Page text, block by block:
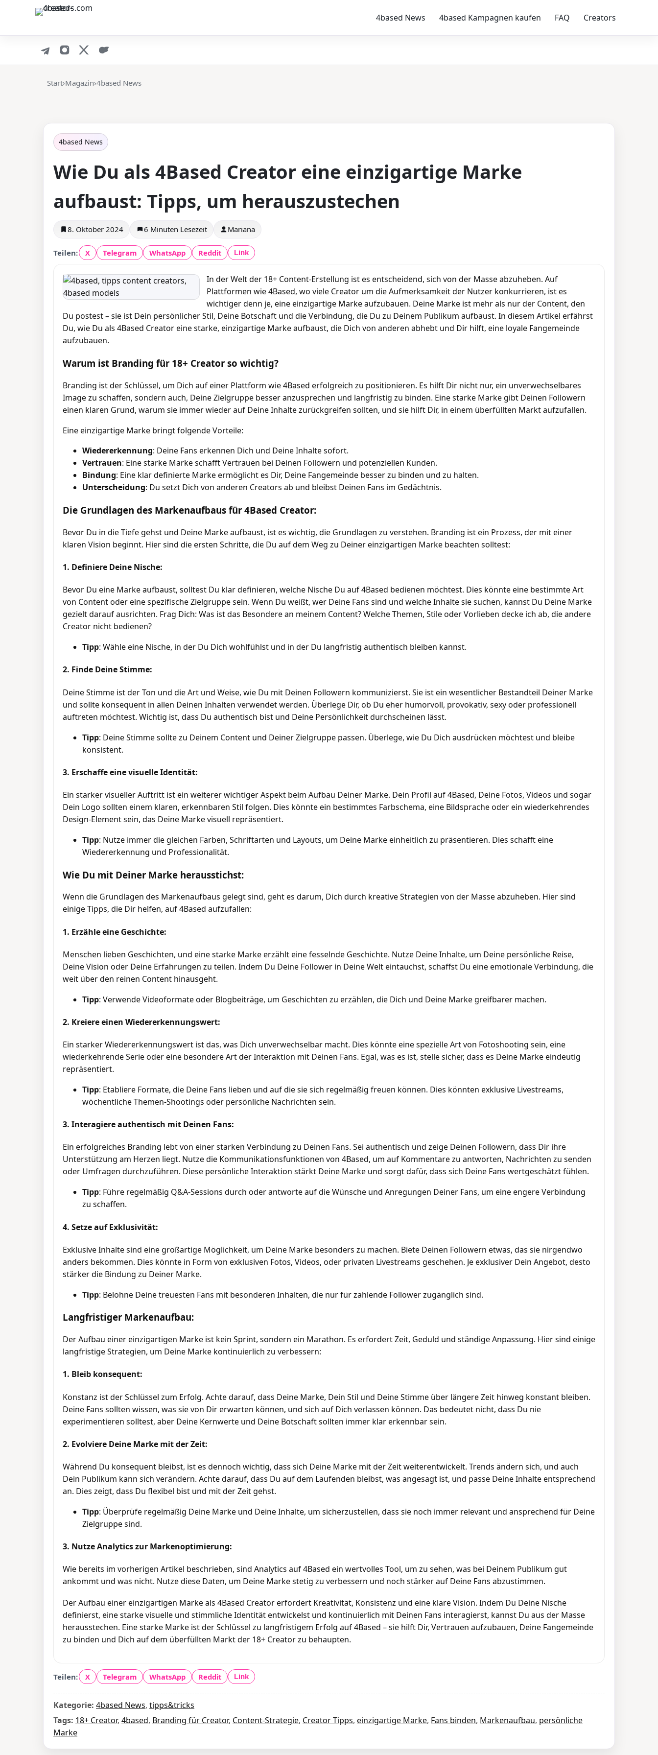
4based News 4based Kampagnen kaufen FAQ Creators
Start›Magazin›4based News
4based News
Wie Du als 4Based Creator eine einzigartige Marke
aufbaust: Tipps, um herauszustechen
8. Oktober 2024 6 Minuten Lesezeit Mariana
Teilen: X Telegram WhatsApp Reddit Link
In der Welt der 18+ Content-Erstellung ist es entscheidend, sich von der Masse abzuheben. Auf
Plattformen wie 4Based, wo viele Creator um die Aufmerksamkeit der Nutzer konkurrieren, ist es
wichtiger denn je, eine einzigartige Marke aufzubauen. Deine Marke ist mehr als nur der Content, den
Du postest – sie ist Dein persönlicher Stil, Deine Botschaft und die Verbindung, die Du zu Deinem Publikum aufbaust. In diesem Artikel erfährst
Du, wie Du als 4Based Creator eine starke, einzigartige Marke aufbaust, die Dich von anderen abhebt und Dir hilft, eine loyale Fangemeinde
aufzubauen.
Warum ist Branding für 18+ Creator so wichtig?
Branding ist der Schlüssel, um Dich auf einer Plattform wie 4Based erfolgreich zu positionieren. Es hilft Dir nicht nur, ein unverwechselbares
Image zu schaffen, sondern auch, Deine Zielgruppe besser anzusprechen und langfristig zu binden. Eine starke Marke gibt Deinen Followern
einen klaren Grund, warum sie immer wieder auf Deine Inhalte zurückgreifen sollten, und sie hilft Dir, in einem überfüllten Markt aufzufallen.
Eine einzigartige Marke bringt folgende Vorteile:
Wiedererkennung: Deine Fans erkennen Dich und Deine Inhalte sofort.
Vertrauen: Eine starke Marke schafft Vertrauen bei Deinen Followern und potenziellen Kunden.
Bindung: Eine klar definierte Marke ermöglicht es Dir, Deine Fangemeinde besser zu binden und zu halten.
Unterscheidung: Du setzt Dich von anderen Creators ab und bleibst Deinen Fans im Gedächtnis.
Die Grundlagen des Markenaufbaus für 4Based Creator:
Bevor Du in die Tiefe gehst und Deine Marke aufbaust, ist es wichtig, die Grundlagen zu verstehen. Branding ist ein Prozess, der mit einer
klaren Vision beginnt. Hier sind die ersten Schritte, die Du auf dem Weg zu Deiner einzigartigen Marke beachten solltest:
1. Definiere Deine Nische:
Bevor Du eine Marke aufbaust, solltest Du klar definieren, welche Nische Du auf 4Based bedienen möchtest. Dies könnte eine bestimmte Art
von Content oder eine spezifische Zielgruppe sein. Wenn Du weißt, wer Deine Fans sind und welche Inhalte sie suchen, kannst Du Deine Marke
gezielt darauf ausrichten. Frag Dich: Was ist das Besondere an meinem Content? Welche Themen, Stile oder Vorlieben decke ich ab, die andere
Creator nicht bedienen?
Tipp: Wähle eine Nische, in der Du Dich wohlfühlst und in der Du langfristig authentisch bleiben kannst.
2. Finde Deine Stimme:
Deine Stimme ist der Ton und die Art und Weise, wie Du mit Deinen Followern kommunizierst. Sie ist ein wesentlicher Bestandteil Deiner Marke
und sollte konsequent in allen Deinen Inhalten verwendet werden. Überlege Dir, ob Du eher humorvoll, provokativ, sexy oder professionell
auftreten möchtest. Wichtig ist, dass Du authentisch bist und Deine Persönlichkeit durchscheinen lässt.
Tipp: Deine Stimme sollte zu Deinem Content und Deiner Zielgruppe passen. Überlege, wie Du Dich ausdrücken möchtest und bleibe
konsistent.
3. Erschaffe eine visuelle Identität:
Ein starker visueller Auftritt ist ein weiterer wichtiger Aspekt beim Aufbau Deiner Marke. Dein Profil auf 4Based, Deine Fotos, Videos und sogar
Dein Logo sollten einem klaren, erkennbaren Stil folgen. Dies könnte ein bestimmtes Farbschema, eine Bildsprache oder ein wiederkehrendes
Design-Element sein, das Deine Marke visuell repräsentiert.
Tipp: Nutze immer die gleichen Farben, Schriftarten und Layouts, um Deine Marke einheitlich zu präsentieren. Dies schafft eine
Wiedererkennung und Professionalität.
Wie Du mit Deiner Marke herausstichst:
Wenn die Grundlagen des Markenaufbaus gelegt sind, geht es darum, Dich durch kreative Strategien von der Masse abzuheben. Hier sind
einige Tipps, die Dir helfen, auf 4Based aufzufallen:
1. Erzähle eine Geschichte:
Menschen lieben Geschichten, und eine starke Marke erzählt eine fesselnde Geschichte. Nutze Deine Inhalte, um Deine persönliche Reise,
Deine Vision oder Deine Erfahrungen zu teilen. Indem Du Deine Follower in Deine Welt eintauchst, schaffst Du eine emotionale Verbindung, die
weit über den reinen Content hinausgeht.
Tipp: Verwende Videoformate oder Blogbeiträge, um Geschichten zu erzählen, die Dich und Deine Marke greifbarer machen.
2. Kreiere einen Wiedererkennungswert:
Ein starker Wiedererkennungswert ist das, was Dich unverwechselbar macht. Dies könnte eine spezielle Art von Fotoshooting sein, eine
wiederkehrende Serie oder eine besondere Art der Interaktion mit Deinen Fans. Egal, was es ist, stelle sicher, dass es Deine Marke eindeutig
repräsentiert.
Tipp: Etabliere Formate, die Deine Fans lieben und auf die sie sich regelmäßig freuen können. Dies könnten exklusive Livestreams,
wöchentliche Themen-Shootings oder persönliche Nachrichten sein.
3. Interagiere authentisch mit Deinen Fans:
Ein erfolgreiches Branding lebt von einer starken Verbindung zu Deinen Fans. Sei authentisch und zeige Deinen Followern, dass Dir ihre
Unterstützung am Herzen liegt. Nutze die Kommunikationsfunktionen von 4Based, um auf Kommentare zu antworten, Nachrichten zu senden
oder Umfragen durchzuführen. Diese persönliche Interaktion stärkt Deine Marke und sorgt dafür, dass sich Deine Fans wertgeschätzt fühlen.
Tipp: Führe regelmäßig Q&A-Sessions durch oder antworte auf die Wünsche und Anregungen Deiner Fans, um eine engere Verbindung
zu schaffen.
4. Setze auf Exklusivität:
Exklusive Inhalte sind eine großartige Möglichkeit, um Deine Marke besonders zu machen. Biete Deinen Followern etwas, das sie nirgendwo
anders bekommen. Dies könnte in Form von exklusiven Fotos, Videos, oder privaten Livestreams geschehen. Je exklusiver Dein Angebot, desto
stärker die Bindung zu Deiner Marke.
Tipp: Belohne Deine treuesten Fans mit besonderen Inhalten, die nur für zahlende Follower zugänglich sind.
Langfristiger Markenaufbau:
Der Aufbau einer einzigartigen Marke ist kein Sprint, sondern ein Marathon. Es erfordert Zeit, Geduld und ständige Anpassung. Hier sind einige
langfristige Strategien, um Deine Marke kontinuierlich zu verbessern:
1. Bleib konsequent:
Konstanz ist der Schlüssel zum Erfolg. Achte darauf, dass Deine Marke, Dein Stil und Deine Stimme über längere Zeit hinweg konstant bleiben.
Deine Fans sollten wissen, was sie von Dir erwarten können, und sich auf Dich verlassen können. Das bedeutet nicht, dass Du nie
experimentieren solltest, aber Deine Kernwerte und Deine Botschaft sollten immer klar erkennbar sein.
2. Evolviere Deine Marke mit der Zeit:
Während Du konsequent bleibst, ist es dennoch wichtig, dass sich Deine Marke mit der Zeit weiterentwickelt. Trends ändern sich, und auch
Dein Publikum kann sich verändern. Achte darauf, dass Du auf dem Laufenden bleibst, was angesagt ist, und passe Deine Inhalte entsprechend
an. Dies zeigt, dass Du flexibel bist und mit der Zeit gehst.
Tipp: Überprüfe regelmäßig Deine Marke und Deine Inhalte, um sicherzustellen, dass sie noch immer relevant und ansprechend für Deine
Zielgruppe sind.
3. Nutze Analytics zur Markenoptimierung:
Wie bereits im vorherigen Artikel beschrieben, sind Analytics auf 4Based ein wertvolles Tool, um zu sehen, was bei Deinem Publikum gut
ankommt und was nicht. Nutze diese Daten, um Deine Marke stetig zu verbessern und noch stärker auf Deine Fans abzustimmen.
Der Aufbau einer einzigartigen Marke als 4Based Creator erfordert Kreativität, Konsistenz und eine klare Vision. Indem Du Deine Nische
definierst, eine starke visuelle und stimmliche Identität entwickelst und kontinuierlich mit Deinen Fans interagierst, kannst Du aus der Masse
herausstechen. Eine starke Marke ist der Schlüssel zu langfristigem Erfolg auf 4Based – sie hilft Dir, Vertrauen aufzubauen, Deine Fangemeinde
zu binden und Dich auf dem überfüllten Markt der 18+ Creator zu behaupten.
Teilen: X Telegram WhatsApp Reddit Link
Kategorie: 4based News, tipps&tricks
Tags: 18+ Creator, 4based, Branding für Creator, Content-Strategie, Creator Tipps, einzigartige Marke, Fans binden, Markenaufbau, persönliche
Marke